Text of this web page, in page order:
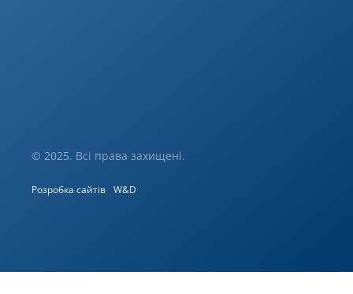
© 2025. Всі права захищені.
Розробка сайтів W&D